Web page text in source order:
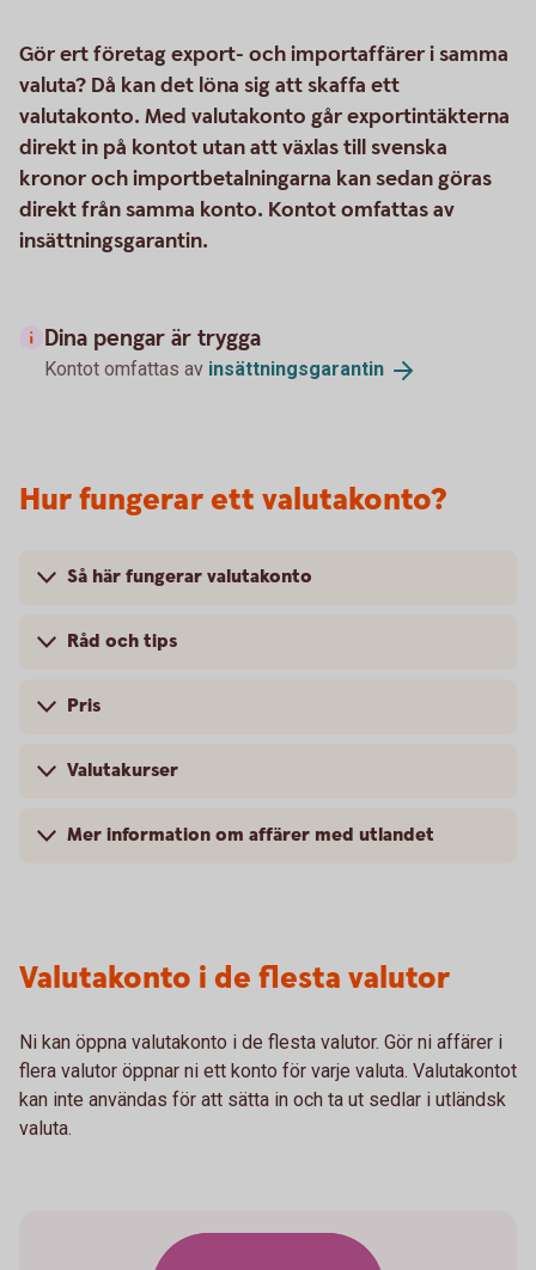
Gör ert företag export- och importaffärer i samma
valuta? Då kan det löna sig att skaffa ett
valutakonto. Med valutakonto går exportintäkterna
direkt in på kontot utan att växlas till svenska
kronor och importbetalningarna kan sedan göras
direkt från samma konto. Kontot omfattas av
insättningsgarantin.
Dina pengar är trygga
Kontot omfattas av insättningsgarantin
Hur fungerar ett valutakonto?
Så här fungerar valutakonto
Råd och tips
Pris
Valutakurser
Mer information om affärer med utlandet
Valutakonto i de flesta valutor
Ni kan öppna valutakonto i de flesta valutor. Gör ni affärer i
flera valutor öppnar ni ett konto för varje valuta. Valutakontot
kan inte användas för att sätta in och ta ut sedlar i utländsk
valuta.